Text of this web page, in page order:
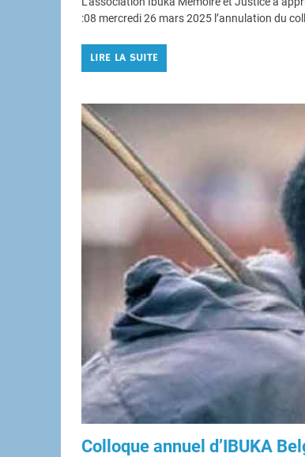
:08 mercredi 26 mars 2025 l’annulation du
LIRE LA SUITE
Colloque annuel d’IBUKA